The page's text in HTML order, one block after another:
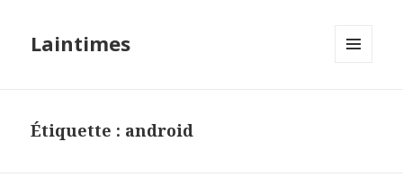
Laintimes
Étiquette : android